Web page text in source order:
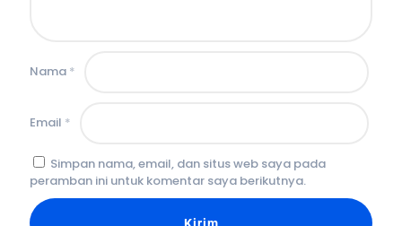
Nama *
Email *
Simpan nama, email, dan situs web saya pada
peramban ini untuk komentar saya berikutnya.